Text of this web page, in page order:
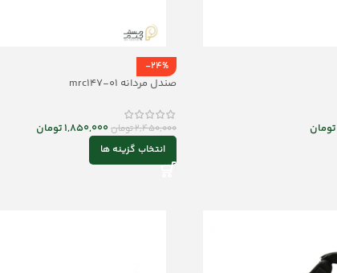
تومان
-24%
صندل مردانه mrc147-01
2,450,000تومان1,850,000تومان
انتخاب گزینه ها